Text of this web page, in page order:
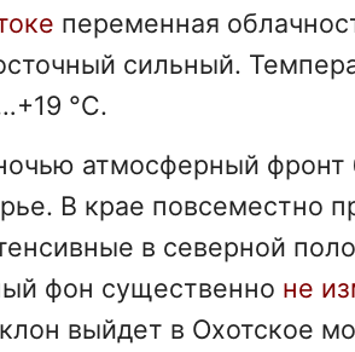
переменная
сильный.
°С.
атмосферный фронт
В крае повсеместно
в северной
фон существенно не
выйдет в Охотское